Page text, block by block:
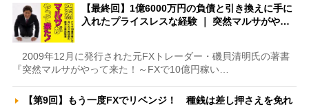
【最終回】1億6000万円の負債と引き換えに手に
入れたプライスレスな経験 ｜ 突然マルサがや…
2009年12月に発行された元FXトレーダー・磯貝清明氏の著書
『突然マルサがやって来た！～FXで10億円稼い…
【第9回】もう一度FXでリベンジ！ 種銭は差し押さえを免れ